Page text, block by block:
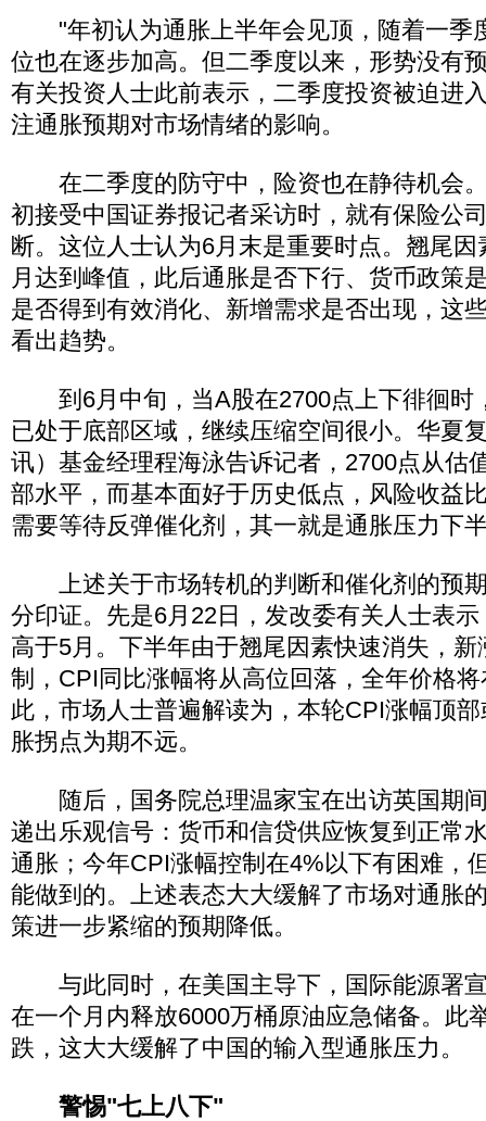
"年初认为通胀上半年会见顶，随着一季
位也在逐步加高。但二季度以来，形势没有
有关投资人士此前表示，二季度投资被迫进
注通胀预期对市场情绪的影响。
在二季度的防守中，险资也在静待机会
初接受中国证券报记者采访时，就有保险公
断。这位人士认为6月末是重要时点。翘尾
月达到峰值，此后通胀是否下行、货币政策
是否得到有效消化、新增需求是否出现，这
看出趋势。
到6月中旬，当A股在2700点上下徘徊时
已处于底部区域，继续压缩空间很小。华夏
讯）基金经理程海泳告诉记者，2700点从估
部水平，而基本面好于历史低点，风险收益
需要等待反弹催化剂，其一就是通胀压力下
上述关于市场转机的判断和催化剂的预
分印证。先是6月22日，发改委有关人士表
高于5月。下半年由于翘尾因素快速消失，
制，CPI同比涨幅将从高位回落，全年价格
此，市场人士普遍解读为，本轮CPI涨幅顶
胀拐点为期不远。
随后，国务院总理温家宝在出访英国期
递出乐观信号：货币和信贷供应恢复到正常
通胀；今年CPI涨幅控制在4%以下有困难，
能做到的。上述表态大大缓解了市场对通胀
策进一步紧缩的预期降低。
与此同时，在美国主导下，国际能源署
在一个月内释放6000万桶原油应急储备。此
跌，这大大缓解了中国的输入型通胀压力。
警惕"七上八下"